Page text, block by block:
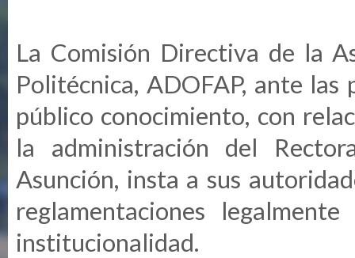
La Comisión Directiva de la
Politécnica, ADOFAP, ante
público conocimiento, con
la administración del
Asunción, insta a sus
reglamentaciones
institucionalidad.